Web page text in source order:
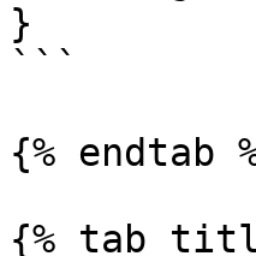
}
```
{% endtab
{% tab